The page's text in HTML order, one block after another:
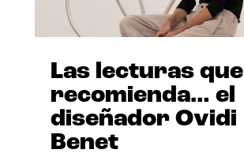
Las lecturas que
recomienda… el
diseñador Ovidi
Benet